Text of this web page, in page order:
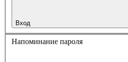
Вход
Напоминание пароля